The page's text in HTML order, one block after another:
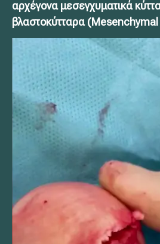
αρχέγονα μεσεγχυματικά
βλαστοκύτταρα
Αναπαραγωγής
Βίντεο